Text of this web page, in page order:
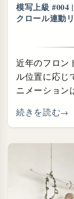
模写上級 #004
クロール連動
近年のフロン
ル位置に応じ
ニメーション
続きを読む